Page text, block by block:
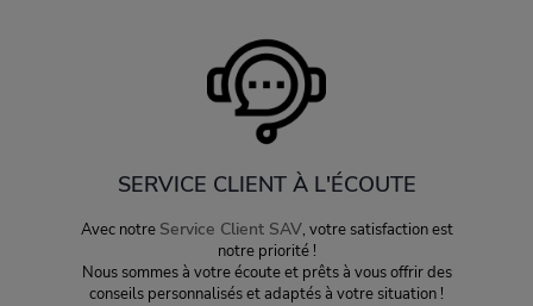
SERVICE CLIENT À L'ÉCOUTE
Avec notre Service Client SAV, votre satisfaction est
notre priorité !
Nous sommes à votre écoute et prêts à vous offrir des
conseils personnalisés et adaptés à votre situation !